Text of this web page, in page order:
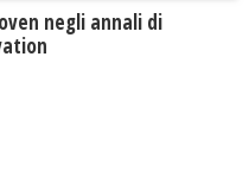
negli annali di